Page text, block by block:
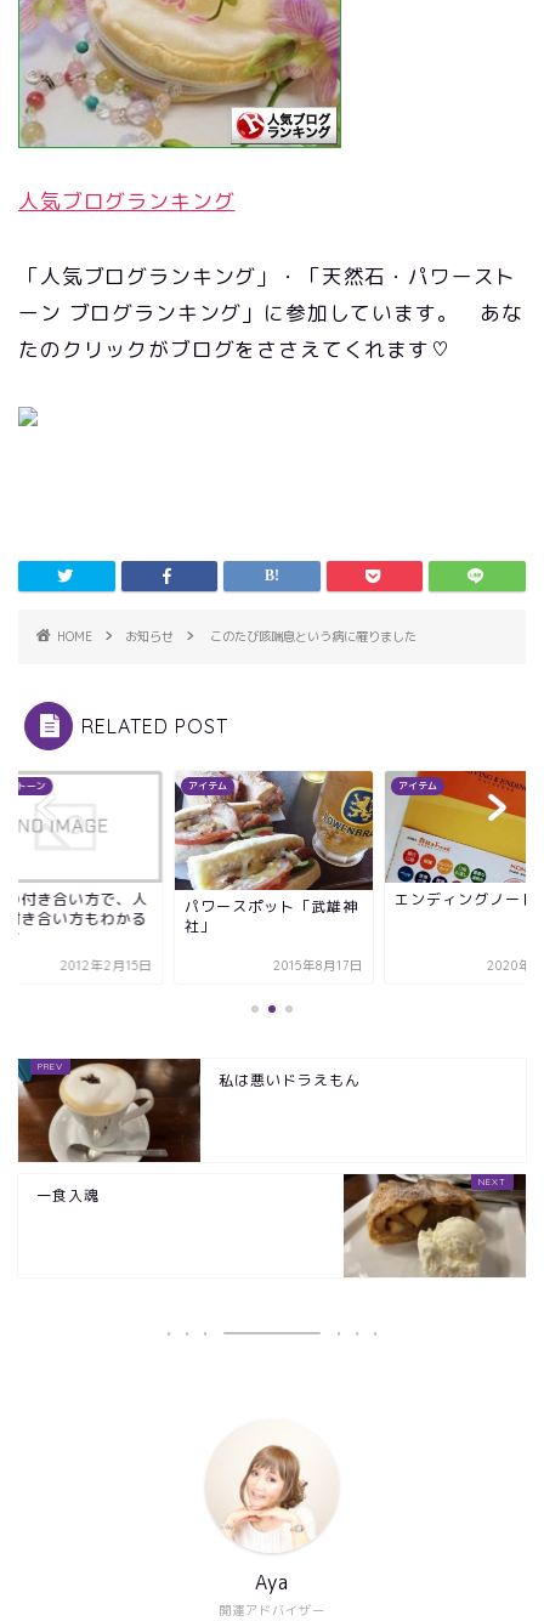
人気ブログランキング
「人気ブログランキング」・「天然石・パワースト
ーン ブログランキング」に参加しています。 あな
たのクリックがブログをささえてくれます♡
HOME お知らせ このたび咳喘息という病に罹りました
RELATED POST
ストーン
の付き合い方で、人
付き合い方もわかる
す
2012年2月15日
アイテム
パワースポット「武雄神
社」
2015年8月17日
アイテム
エンディングノート
2020年6
私は悪いドラえもん
一食入魂
開運アドバイザー
Aya